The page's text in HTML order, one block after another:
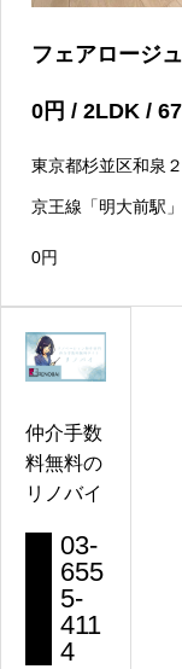
フェアロージ
0 円 / 2LDK /
東京都杉並区和泉
京王線「明大前駅
0円
仲介手数
料無料の
リノバイ
03-
655
5-
411
4